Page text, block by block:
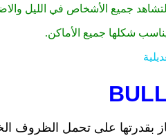
لتشاهد جميع الأشخاص في الليل
شكلها جميع الأماكن.
بقدرتها على تحمل الظروف